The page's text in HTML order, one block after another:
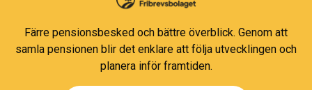
Färre pensionsbesked och bättre överblick. Genom att
samla pensionen blir det enklare att följa utvecklingen och
planera inför framtiden.